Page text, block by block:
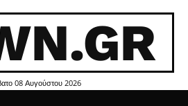
08 Αυγούστου 2026